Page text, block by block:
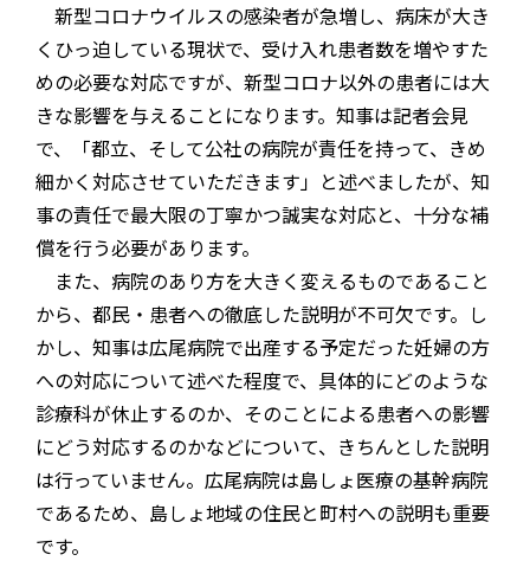
新型コロナウイルスの感染者が急増し、病床が大き
くひっ迫している現状で、受け入れ患者数を増やすた
めの必要な対応ですが、新型コロナ以外の患者には大
きな影響を与えることになります。知事は記者会見
で、「都立、そして公社の病院が責任を持って、きめ
細かく対応させていただきます」と述べましたが、知
事の責任で最大限の丁寧かつ誠実な対応と、十分な補
償を行う必要があります。
また、病院のあり方を大きく変えるものであること
から、都民・患者への徹底した説明が不可欠です。し
かし、知事は広尾病院で出産する予定だった妊婦の方
への対応について述べた程度で、具体的にどのような
診療科が休止するのか、そのことによる患者への影響
にどう対応するのかなどについて、きちんとした説明
は行っていません。広尾病院は島しょ医療の基幹病院
であるため、島しょ地域の住民と町村への説明も重要
です。